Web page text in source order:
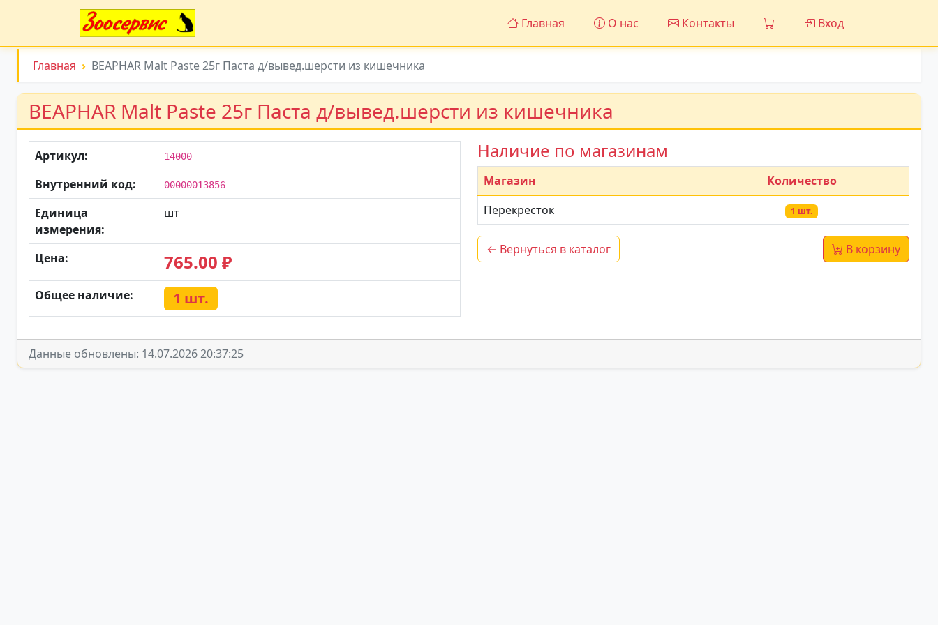
Главная О нас Контакты Вход
Главная BEAPHAR Malt Paste 25г Паста д/вывед.шерсти из кишечника
BEAPHAR Malt Paste 25г Паста д/вывед.шерсти из кишечника
Артикул: 14000
Внутренний код: 00000013856
Единица
измерения:
шт
Цена: 765.00 ₽
Общее наличие: 1 шт.
Наличие по магазинам
Магазин
Количество
Перекресток
1 шт.
← Вернуться в каталог В корзину
Данные обновлены: 14.07.2026 20:37:25